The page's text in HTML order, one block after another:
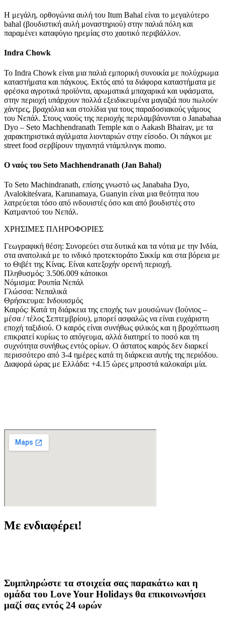
Η μεγάλη, ορθογώνια αυλή του Itum Bahal είναι το μεγαλύτερο
bahal (βουδιστική αυλή μοναστηριού) στην παλιά πόλη και
παραμένει καταφύγιο ηρεμίας στο χαοτικό περιβάλλον.
Indra Chowk
Το Indra Chowk είναι μια παλιά εμπορική συνοικία με πολύχρωμα
καταστήματα και πάγκους. Εκτός από τα διάφορα καταστήματα με
φρέσκα αγροτικά προϊόντα, αρωματικά μπαχαρικά και υφάσματα,
στην περιοχή υπάρχουν πολλά εξειδικευμένα μαγαζιά που πωλούν
χάντρες, βραχιόλια και στολίδια για τους παραδοσιακούς γάμους
του Νεπάλ. Στους ναούς της περιοχής περιλαμβάνονται ο Janabahaa
Dyo – Seto Machhendranath Temple και ο Aakash Bhairav, με τα
χαρακτηριστικά αγάλματα λιονταριών στην είσοδο. Οι πάγκοι με
street food σερβίρουν τηγανητά ντάμπλινγκ momo.
Ο ναός του Seto Machhendranath (Jan Bahal)
Το Seto Machindranath, επίσης γνωστό ως Janabaha Dyo,
Avalokiteśvara, Karunamaya, Guanyin είναι μια θεότητα που
λατρεύεται τόσο από ινδουιστές όσο και από βουδιστές στο
Κατμαντού του Νεπάλ.
ΧΡΗΣΙΜΕΣ ΠΛΗΡΟΦΟΡΙΕΣ
Γεωγραφική θέση: Συνορεύει στα δυτικά και τα νότια με την Ινδία,
στα ανατολικά με το ινδικό προτεκτοράτο Σικκίμ και στα βόρεια με
το Θιβέτ της Κίνας. Είναι κατεξοχήν ορεινή περιοχή.
Πληθυσμός: 3.506.009 κάτοικοι
Νόμισμα: Ρουπία Νεπάλ
Γλώσσα: Νεπαλικά
Θρήσκευμα: Ινδουισμός
Καιρός: Κατά τη διάρκεια της εποχής των μουσώνων (Ιούνιος –
μέσα / τέλος Σεπτεμβρίου), μπορεί ασφαλώς να είναι ευχάριστη
εποχή ταξιδιού. Ο καιρός είναι συνήθως φιλικός και η βροχόπτωση
επικρατεί κυρίως το απόγευμα, αλλά διατηρεί το ποσό και τη
συχνότητα συνήθως εντός ορίων. Ο άστατος καιρός δεν διαρκεί
περισσότερο από 3-4 ημέρες κατά τη διάρκεια αυτής της περιόδου.
Διαφορά ώρας με Ελλάδα: +4.15 ώρες μπροστά καλοκαίρι μία.
Με ενδιαφέρει!
Συμπληρώστε τα στοιχεία σας παρακάτω και η
ομάδα του Love Your Holidays θα επικοινωνήσει
μαζί σας εντός 24 ωρών